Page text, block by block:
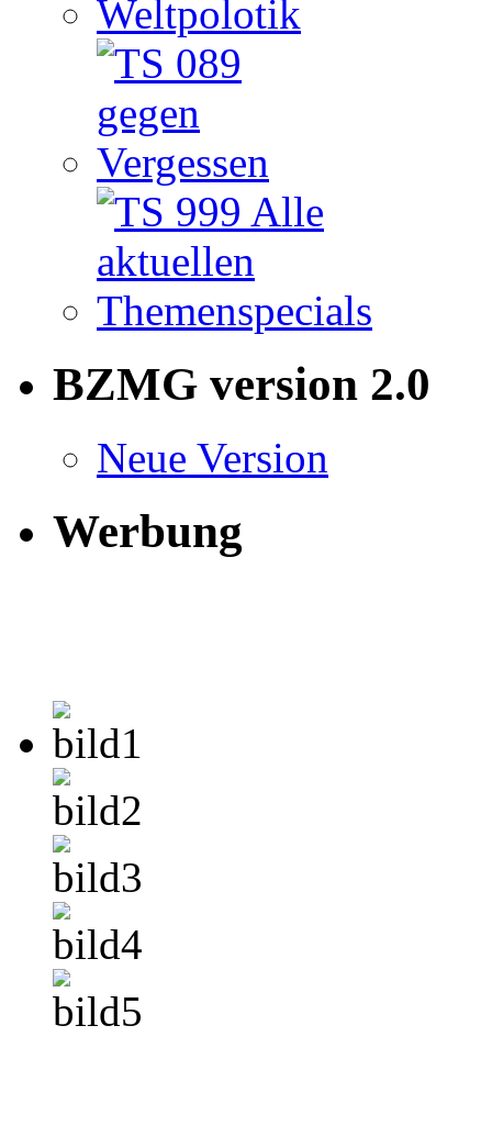
BZMG version 2.0
Neue Version
Werbung